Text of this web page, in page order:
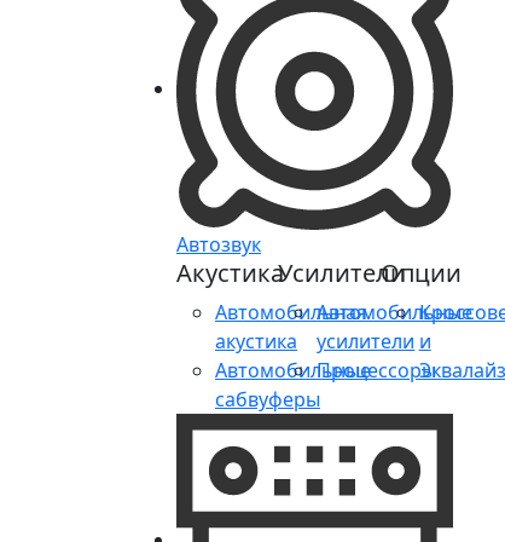
Автозвук
Акустика
Автомобильная
акустика
Автомобильные
сабвуферы
Усилители
Автомобильные
усилители
Процессоры
Опции
и